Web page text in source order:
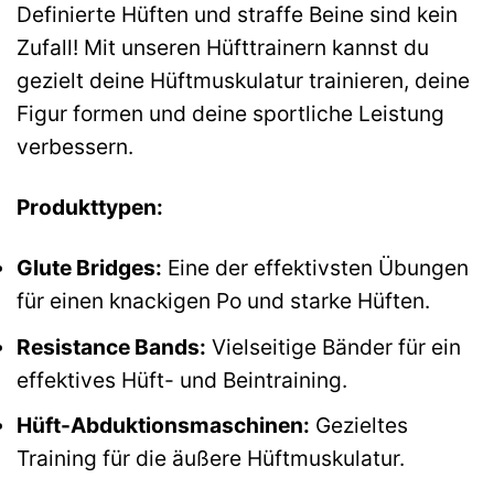
Definierte Hüften und straffe Beine sind kein
Zufall! Mit unseren Hüfttrainern kannst du
gezielt deine Hüftmuskulatur trainieren, deine
Figur formen und deine sportliche Leistung
verbessern.
Produkttypen:
Glute Bridges: Eine der effektivsten Übungen
für einen knackigen Po und starke Hüften.
Resistance Bands: Vielseitige Bänder für ein
effektives Hüft- und Beintraining.
Hüft-Abduktionsmaschinen: Gezieltes
Training für die äußere Hüftmuskulatur.